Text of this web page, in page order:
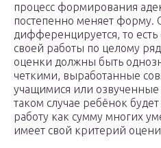
процесс формирования
постепенно меняет форму.
дифференцируется, то
своей работы по целому
оценки должны быть
четкими, выработанные
учащимися или озвученные
таком случае ребёнок
работу как сумму многих
имеет свой критерий